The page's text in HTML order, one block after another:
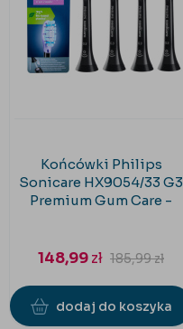
Końcówki Philips
Sonicare HX9054/33 G3
Premium Gum Care -
148,99zł 185,99zł
dodaj do koszyka